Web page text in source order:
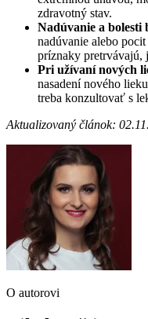
zdravotný stav.
Nadúvanie a bolesti
nadúvanie alebo
príznaky pretrvávajú,
Pri užívaní nových
nasadení nového
treba konzultovať s
Aktualizovaný článok:
O autorovi